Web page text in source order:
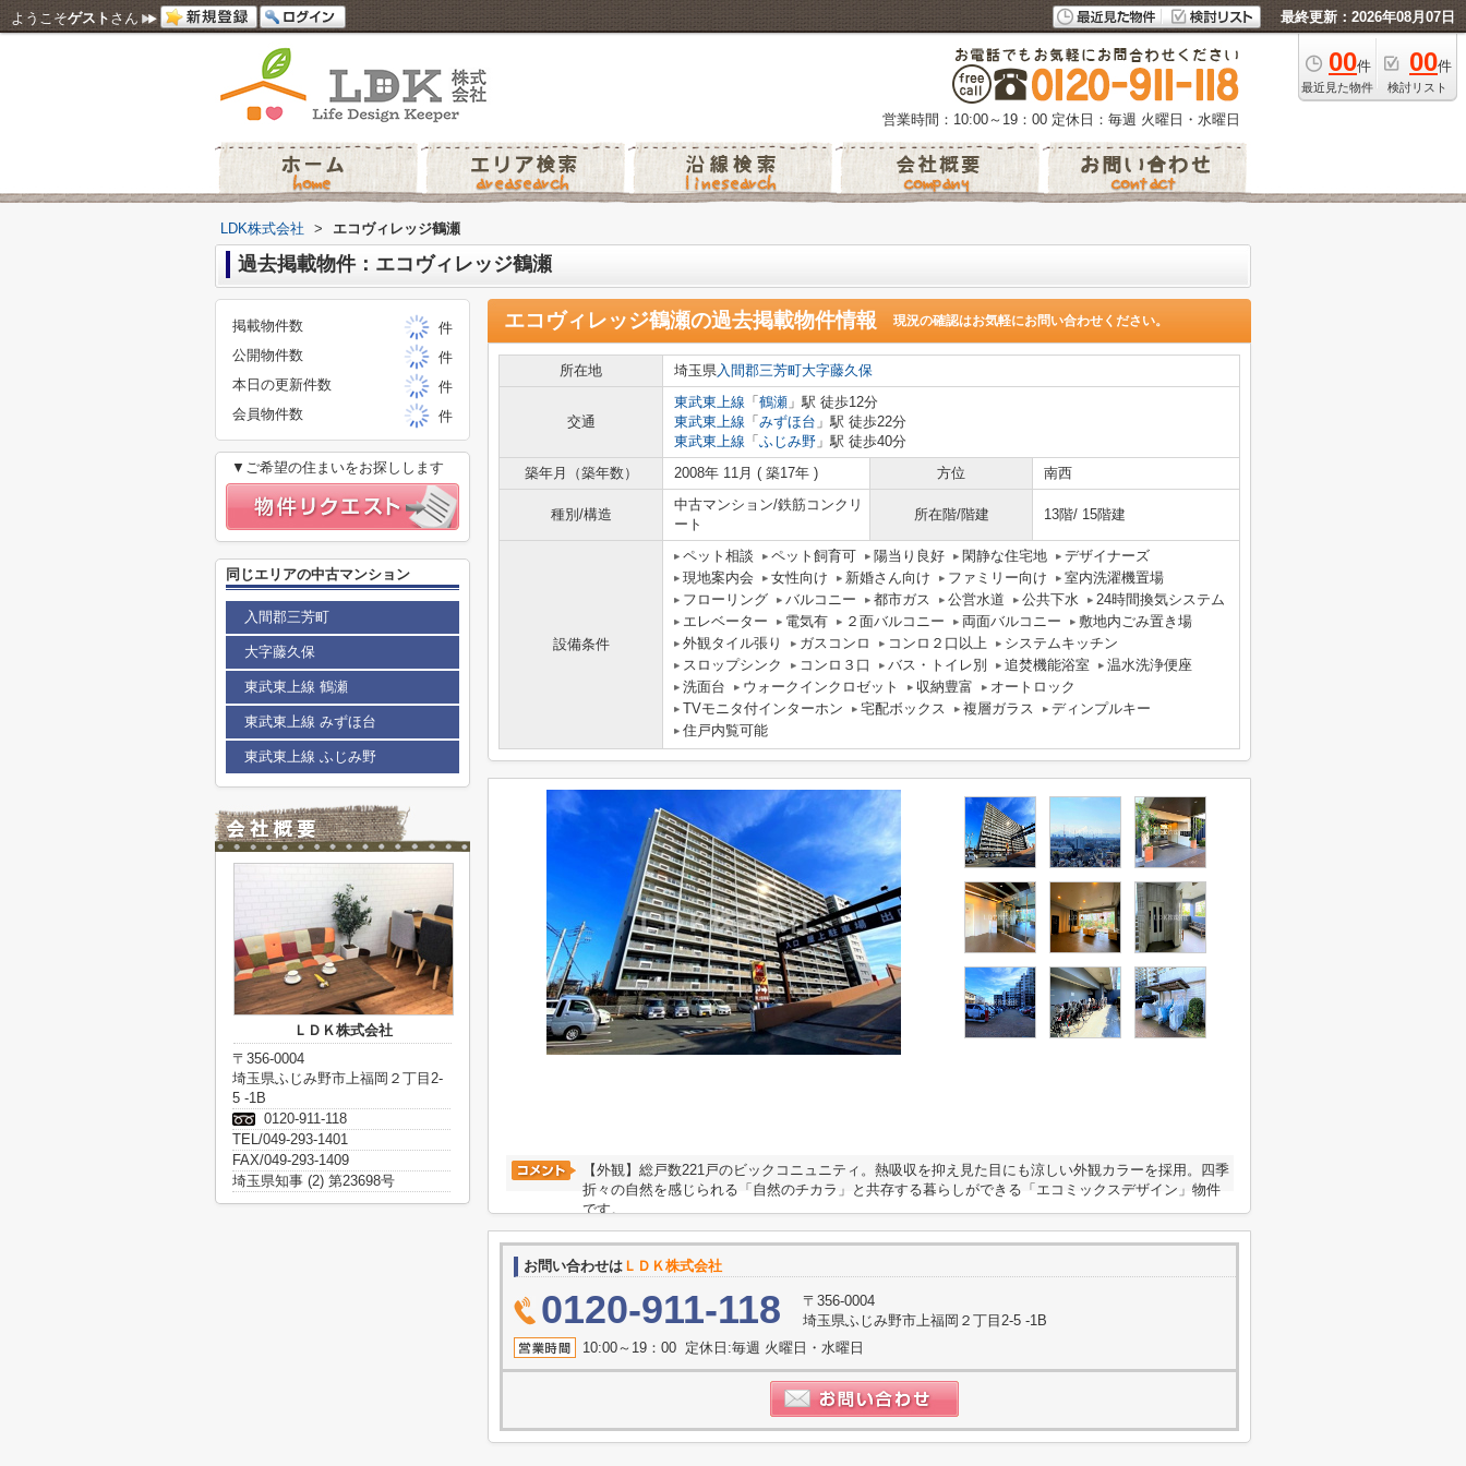
ようこそゲスト さん 最終更新：2026年08月07日
00件
最近見た物件
00件
検討リスト
営業時間：10:00～19：00 定休日：毎週 火曜日・水曜日
LDK株式会社 > エコヴィレッジ鶴瀬
過去掲載物件：エコヴィレッジ鶴瀬
エコヴィレッジ鶴瀬の過去掲載物件情報 現況の確認はお気軽にお問い合わせください。
所在地 埼玉県入間郡三芳町大字藤久保
交通
東武東上線 「 鶴瀬 」駅 徒歩12分
東武東上線 「 みずほ台 」駅 徒歩22分
東武東上線 「 ふじみ野 」駅 徒歩40分
築年月（築年数）
2008年 11月 ( 築17年 ) 方位 南西
種別/構造
中古マンション/鉄筋コンクリ
ート
所在階/階建 13階/ 15階建
設備条件
ペット相談 ペット飼育可 陽当り良好 閑静な住宅地
デザイナーズ
現地案内会
女性向け 新婚さん向け ファミリー向け
室内洗濯機置場
フローリング
バルコニー 都市ガス 公営水道 公共下水
24時間換気システム
エレベーター
電気有 ２面バルコニー 両面バルコニー
敷地内ごみ置き場
外観タイル張り
ガスコンロ コンロ２口以上
システムキッチン
スロップシンク
コンロ３口 バス・トイレ別 追焚機能浴室
温水洗浄便座
洗面台
ウォークインクロゼット 収納豊富
オートロック
TVモニタ付インターホン
宅配ボックス 複層ガラス
ディンプルキー
住戸内覧可能
【外観】総戸数221戸のビックコニュニティ。熱吸収を抑え見た目にも涼しい外観カラーを採用。四季
折々の自然を感じられる「自然のチカラ」と共存する暮らしができる「エコミックスデザイン」物件
です。
お問い合わせは ＬＤＫ株式会社
0120-911-118
〒356-0004
埼玉県ふじみ野市上福岡２丁目2-5 -1B
10:00～19：00 定休日:毎週 火曜日・水曜日
掲載物件数
件
公開物件数
件
本日の更新件数
件
会員物件数
件
▼ご希望の住まいをお探しします
同じエリアの中古マンション
入間郡三芳町
大字藤久保
東武東上線 鶴瀬
東武東上線 みずほ台
東武東上線 ふじみ野
ＬＤＫ株式会社
〒356-0004
埼玉県ふじみ野市上福岡２丁目2-
5 -1B
0120-911-118
TEL/049-293-1401
FAX/049-293-1409
埼玉県知事 (2) 第23698号